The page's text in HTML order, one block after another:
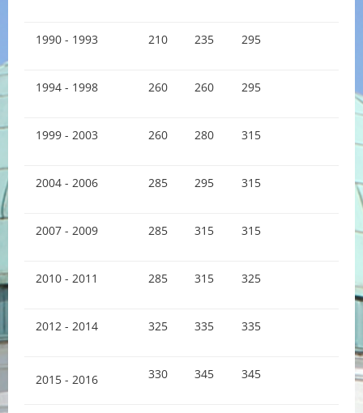
1990 - 1993 210 235 295
1994 - 1998 260 260 295
1999 - 2003 260 280 315
2004 - 2006 285 295 315
2007 - 2009 285 315 315
2010 - 2011 285 315 325
2012 - 2014 325 335 335
2015 - 2016 330 345 345